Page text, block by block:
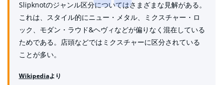
Slipknotのジャンル区分についてはさまざまな見解がある。
これは、スタイル的にニュー・メタル、ミクスチャー・ロ
ック、モダン・ラウド&ヘヴィなどが偏りなく混在している
ためである。店頭などではミクスチャーに区分されている
ことが多い。
Wikipediaより